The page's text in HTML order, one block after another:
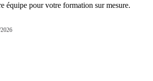
équipe pour votre formation sur mesure.